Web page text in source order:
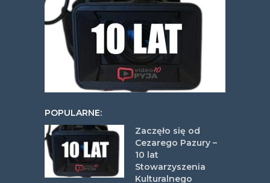
POPULARNE:
Zaczęło się od
Cezarego Pazury –
10 lat
Stowarzyszenia
Kulturalnego